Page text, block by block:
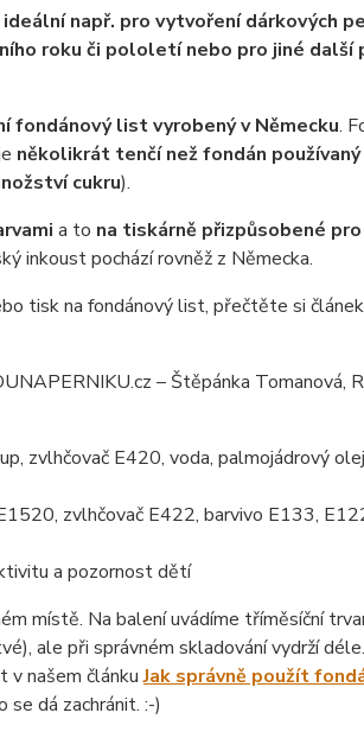
např. pro vytvoření dárkových
roku či pololetí nebo pro jiné
fondánový list vyrobený v Německu.
několikrát tenčí než fondán
cukru).
a to na tiskárně přizpůsobené
inkoust pochází rovněž z Německa.
tisk na fondánový list, přečtěte si
– Štěpánka
zvlhčovač E420, voda, palmojádrový
zvlhčovač E422, barvivo E133,
a pozornost dětí
místě. Na balení uvádíme tříměsíční
ale při správném skladování vydrží
v našem článkuJak správně použít
dá zachránit. :-)